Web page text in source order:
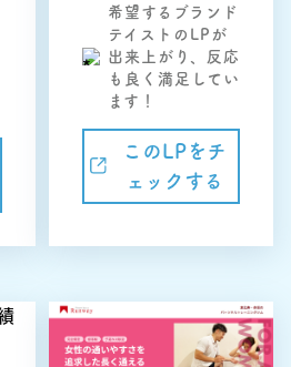
希望するブランド
テイストのLPが
出来上がり、反応
も良く満足してい
ます！
このLPをチ
ェックする